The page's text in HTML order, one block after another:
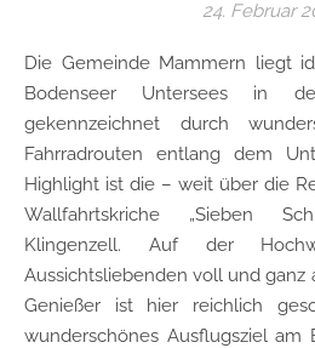
24. Februar
Die Gemeinde Mammern liegt idyllisch am Südufer des
Bodenseer Untersees in
gekennzeichnet durch
Fahrradrouten entlang dem
Highlight ist die – weit über die
Wallfahrtskriche „Sieben
Klingenzell. Auf der
Aussichtsliebenden voll und ganz
Genießer ist hier reichlich
wunderschönes Ausflugsziel am